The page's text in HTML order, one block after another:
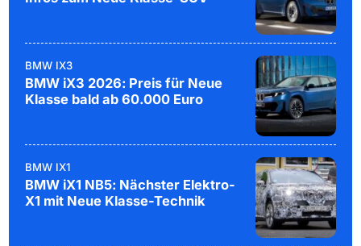
BMW IX3
BMW iX3 2026: Preis für Neue
Klasse bald ab 60.000 Euro
BMW IX1
BMW iX1 NB5: Nächster Elektro-
X1 mit Neue Klasse-Technik